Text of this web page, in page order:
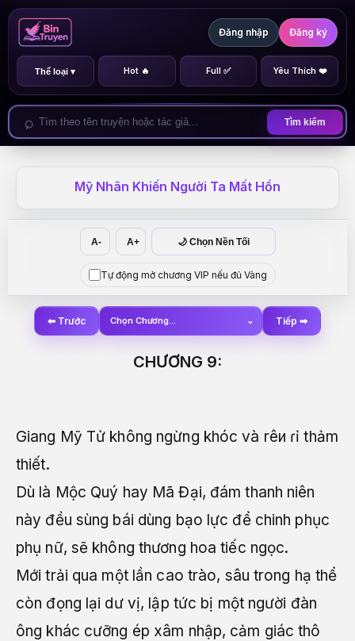
Đăng nhập Đăng ký
Thể loại ▾ Hot 🔥 Full ✅ Yêu Thích ❤️
Tìm kiếm
Mỹ Nhân Khiến Người Ta Mất Hồn
A- A+ 🌙 Chọn Nền Tối
Tự động mở chương VIP nếu đủ Vàng
⬅ Trước Chọn Chương... ⌄ Tiếp ➡
CHƯƠNG 9:
Giang Mỹ Tử không ngừng khóc và rêи ɾỉ thảm
thiết.
Dù là Mộc Quý hay Mã Đại, đám thanh niên
này đều sùng bái dùng bạo lực để chinh phục
phụ nữ, sẽ không thương hoa tiếc ngọc.
Mới trải qua một lần cao trào, sâu trong hạ thể
còn đọng lại dư vị, lập tức bị một người đàn
ông khác cưỡng ép xâm nhập, cảm giác thô